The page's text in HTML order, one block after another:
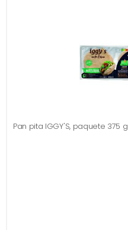
Pan pita IGGY'S, paquete 375 g